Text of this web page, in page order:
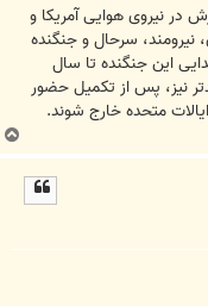
از 30 سال از حضورش در نیروی هوایی آمریکا و
سرحال و جنگنده
این جنگنده تا سال
نیز، پس از تکمیل حضور
ب
ا